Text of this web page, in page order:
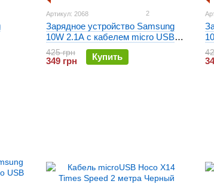
Артикул: 2068 2
Зарядное устройство Samsung
10W 2.1A c кабелем micro USB
Original Черное
425 грн
349 грн Купить